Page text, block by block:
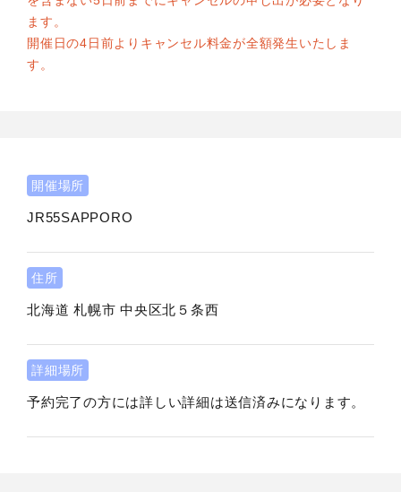
ます。
開催日の4日前よりキャンセル料金が全額発生いたしま
す。
開催場所
JR55SAPPORO
住所
北海道 札幌市 中央区北５条西
詳細場所
予約完了の方には詳しい詳細は送信済みになります。